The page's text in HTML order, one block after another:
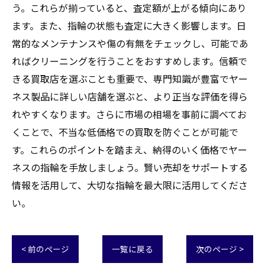
う。これらが揃っていると、査定額が上がる傾向にあり
ます。また、指輪の状態も査定に大きく影響します。日
常的なメンテナンスや傷の有無をチェックし、可能であ
ればクリーニングを行うことをおすすめします。信頼で
きる買取店を選ぶことも重要で、専門知識が豊富でヤー
ネス製品に詳しい店舗を選ぶと、より正当な評価を得ら
れやすくなります。さらに市場の相場を事前に調べてお
くことで、不当な低価格での買取を防ぐことが可能で
す。これらのポイントを踏まえ、納得のいく価格でヤー
ネスの指輪を手放しましょう。賢い売却をサポートする
情報を活用して、大切な指輪を最大限に活用してくださ
い。
< 前のページ 一覧に戻る 次のページ >